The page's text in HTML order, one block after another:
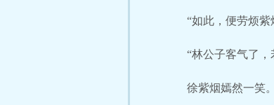
“如此，便劳烦紫
“林公子客气了
徐紫烟嫣然一笑。